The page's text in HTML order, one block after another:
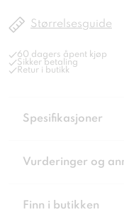
Størrelsesguide
60 dagers åpent kjøp
Sikker betaling
Retur i butikk
Spesifikasjoner
Vurderinger og
Finn i butikken